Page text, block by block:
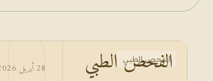
الفحص الطبي
الفحص الطبي 28 أبريل 2026